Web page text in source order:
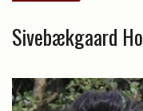
Sivebækgaard